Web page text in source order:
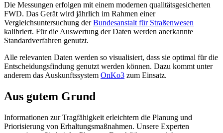
Die Messungen erfolgen mit einem modernen qualitätsgesicherten
FWD. Das Gerät wird jährlich im Rahmen einer
Vergleichsuntersuchung derBundesanstalt für Straßenwesen
kalibriert. Für die Auswertung der Daten werden anerkannte
Standardverfahren genutzt.
Alle relevanten Daten werden so visualisiert, dass sie optimal für die
Entscheidungsfindung genutzt werden können. Dazu kommt unter
anderem das Auskunftssystem OnKo3 zum Einsatz.
Aus gutem Grund
Informationen zur Tragfähigkeit erleichtern die Planung und
Priorisierung von Erhaltungsmaßnahmen. Unsere Experten